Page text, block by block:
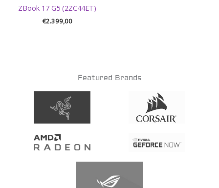
ZBook 17 G5 (2ZC44ET)
€2.399,00
Featured Brands